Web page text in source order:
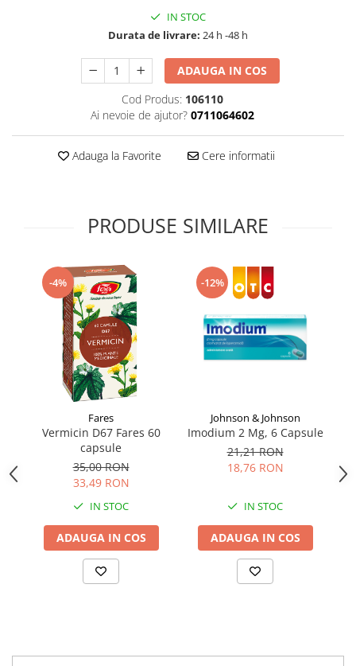
Supliment Vitamina E
Supliment Zinc
Tincturi si Gemoderivate
Tuse gat si respiratie
Vitamine si minerale
IN STOC
Durata de livrare: 24 h -48 h
ADAUGA IN COS
Cod Produs: 106110
Ai nevoie de ajutor? 0711064602
Adauga la Favorite Cere informatii
PRODUSE SIMILARE
-4%
Fares
Vermicin D67 Fares 60
capsule
35,00 RON
33,49 RON
IN STOC
ADAUGA IN COS
-12%
Johnson & Johnson
Imodium 2 Mg, 6 Capsule
21,21 RON
18,76 RON
IN STOC
ADAUGA IN COS